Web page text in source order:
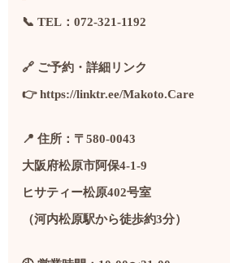
📞 TEL：072-321-1192
🔗 ご予約・詳細リンク
👉https://linktr.ee/Makoto.Care
📍 住所：〒580-0043
大阪府松原市阿保4-1-9
ヒサティー松原402号室
（河内松原駅から徒歩約3分）